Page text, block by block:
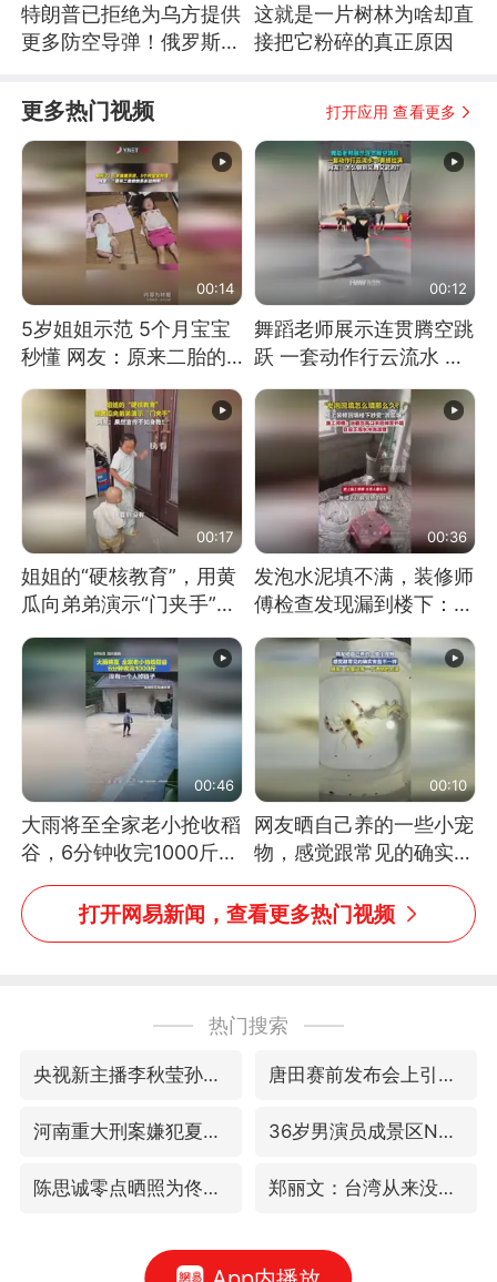
特朗普已拒绝为乌方提供
更多防空导弹！俄罗斯抓
这就是一片树林为啥却直
接把它粉碎的真正原因
更多热门视频 打开应用 查看更多
00:14
5岁姐姐示范 5个月宝宝
秒懂 网友：原来二胎的
快乐长这样
00:12
舞蹈老师展示连贯腾空跳
跃 一套动作行云流水 节
奏感拉满 网友：怎么做
到又舞又武的？
00:17
姐姐的“硬核教育”，用黄
瓜向弟弟演示“门夹手”，
网友：果然言传不如身
教！
00:36
发泡水泥填不满，装修师
傅检查发现漏到楼下：出
风口未延伸到外墙
00:46
大雨将至全家老小抢收稻
谷，6分钟收完1000斤，
没有一个人掉链子
00:10
网友晒自己养的一些小宠
物，感觉跟常见的确实有
些不一样
打开网易新闻，查看更多热门视频
热门搜索
央视新主播李秋莹孙亚鹏亮相 唐田赛前发布会上引用《孙子兵法》
河南重大刑案嫌犯夏某钢落网 36岁男演员成景区NPC后人气爆棚
陈思诚零点晒照为佟丽娅庆生 郑丽文：台湾从来没有“独立”过